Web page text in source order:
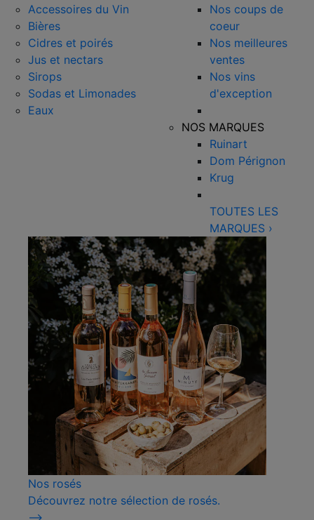
Accessoires du Vin
Bières
Cidres et poirés
Jus et nectars
Sirops
Sodas et Limonades
Eaux
Nos coups de
coeur
Nos meilleures
ventes
Nos vins
d'exception
NOS MARQUES
Ruinart
Dom Pérignon
Krug
TOUTES LES
MARQUES ›
Nos rosés
Découvrez notre sélection de rosés.
⟶